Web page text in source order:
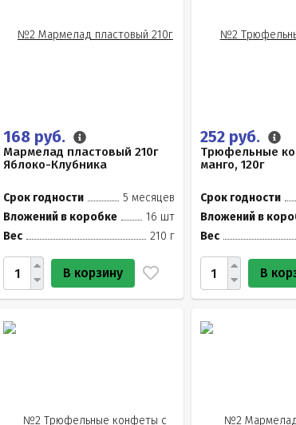
168 руб.
Мармелад пластовый 210г
Яблоко-Клубника
Срок годности
5 месяцев
Вложений в коробке
16 шт
Вес
210 г
В корзину
252 руб.
Трюфельные
манго, 120г
Срок годности
Вложений в
Вес
В